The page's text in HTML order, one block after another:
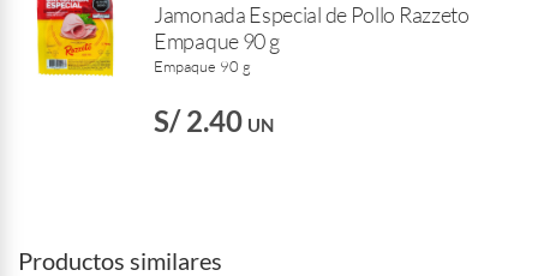
Jamonada Especial de Pollo Razzeto
Empaque 90 g
Empaque 90 g
S/ 2.40 UN
Productos similares